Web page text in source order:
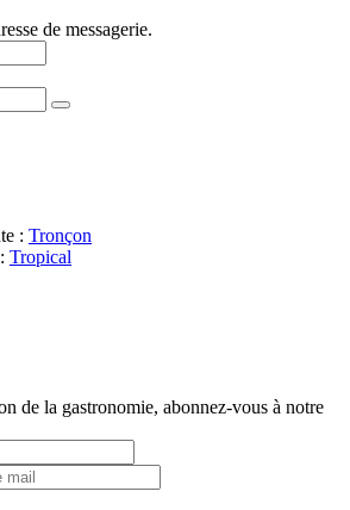
de messagerie.
: Tronçon
Tropical
de la gastronomie, abonnez-vous à notre